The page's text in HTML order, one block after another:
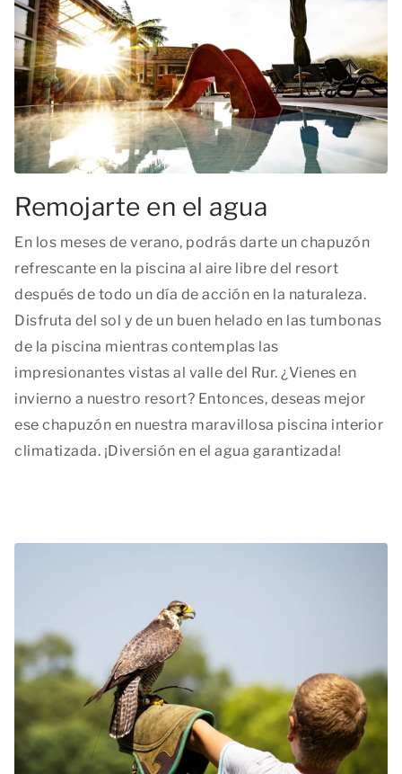
Remojarte en el agua
En los meses de verano, podrás darte un chapuzón
refrescante en la piscina al aire libre del resort
después de todo un día de acción en la naturaleza.
Disfruta del sol y de un buen helado en las tumbonas
de la piscina mientras contemplas las
impresionantes vistas al valle del Rur. ¿Vienes en
invierno a nuestro resort? Entonces, deseas mejor
ese chapuzón en nuestra maravillosa piscina interior
climatizada. ¡Diversión en el agua garantizada!